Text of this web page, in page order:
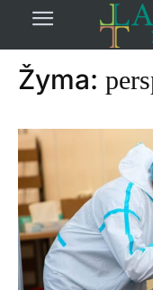
žymos
Žyma: